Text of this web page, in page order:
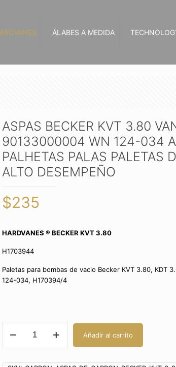
ÁLABES A MEDIDA
ASPAS BECKER KVT 3.80
90133000004 WN 124-034
PALHETAS PALAS PALETAS
ALTO DESEMPEÑO
$235
HARDVANES ® BECKER KVT 3.80
H1703944
Paletas para bombas de vacio Becker KVT 3.80, KDT
124-034, H170394/4
BECKER
Añadir al carrito